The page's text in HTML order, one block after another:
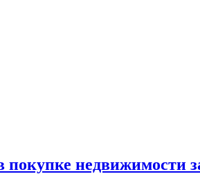
покупке недвижимости